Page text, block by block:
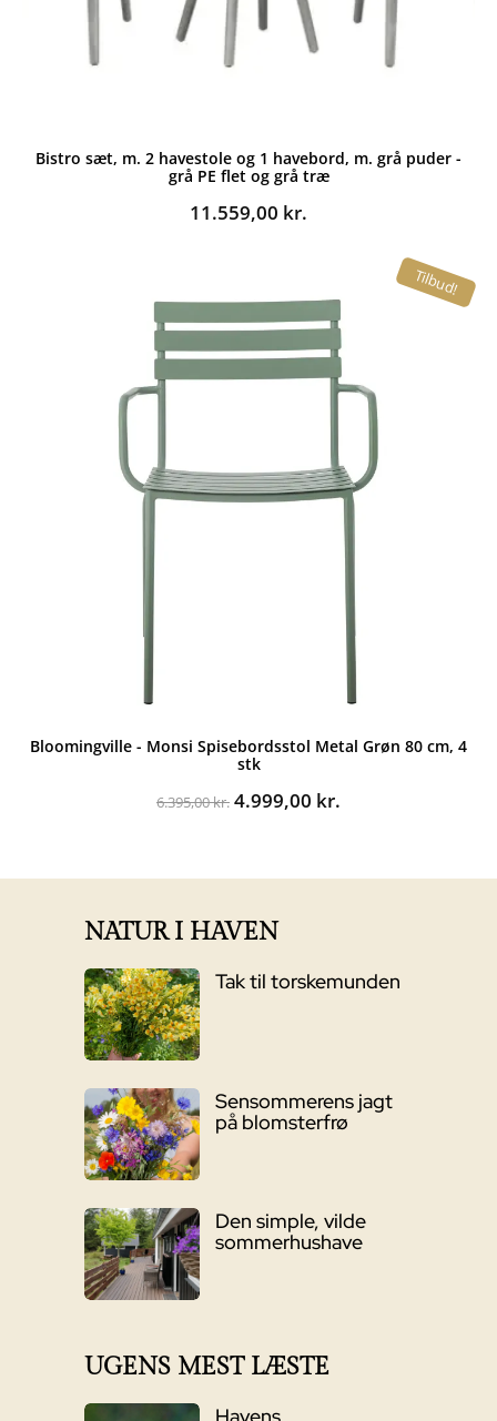
Bistro sæt, m. 2 havestole og 1 havebord, m. grå puder -
grå PE flet og grå træ
11.559,00 kr.
Tilbud!
Bloomingville - Monsi Spisebordsstol Metal Grøn 80 cm, 4
stk
6.395,00kr. Den
4.999,00 kr.
NATUR I HAVEN
Tak til torskemunden
Sensommerens jagt
på blomsterfrø
Den simple, vilde
sommerhushave
UGENS MEST LÆSTE
Havens